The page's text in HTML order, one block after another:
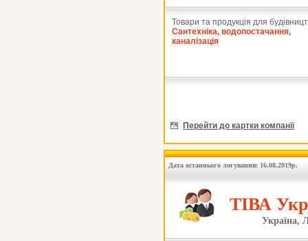
Товари та продукція для
Сантехніка, водопостачання,
каналізація
Перейти до картки компанії
Дата останнього логування: 16.08.2019р.
ТІВА
Україна,